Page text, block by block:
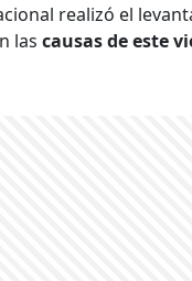
realizó el
las causas de este